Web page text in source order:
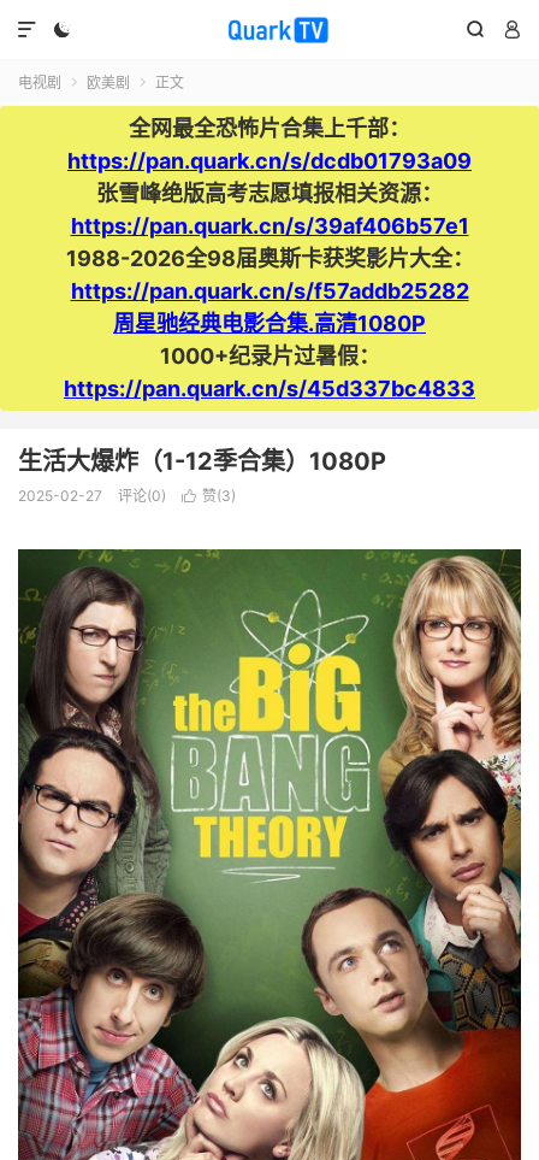
  

电视剧  欧美剧  正文
全网最全恐怖片合集上千部：
https://pan.quark.cn/s/dcdb01793a09
张雪峰绝版高考志愿填报相关资源：
https://pan.quark.cn/s/39af406b57e1
1988-2026全98届奥斯卡获奖影片大全：
https://pan.quark.cn/s/f57addb25282
周星驰经典电影合集.高清1080P
1000+纪录片过暑假：
https://pan.quark.cn/s/45d337bc4833
生活大爆炸（1-12季合集）1080P
2025-02-27 评论(0)  赞(3)